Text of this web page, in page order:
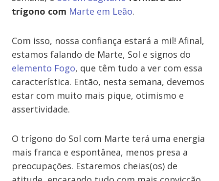
trígono com Marte em Leão.
Com isso, nossa confiança estará a mil! Afinal,
estamos falando de Marte, Sol e signos do
elemento Fogo, que têm tudo a ver com essa
característica. Então, nesta semana, devemos
estar com muito mais pique, otimismo e
assertividade.
O trígono do Sol com Marte terá uma energia
mais franca e espontânea, menos presa a
preocupações. Estaremos cheias(os) de